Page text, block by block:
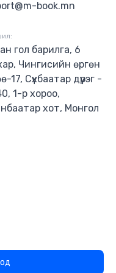
book.mn
гол барилга, 6
Чингисийн өргөн
Сүхбаатар дүүрэг -
1-р хороо,
хот, Монгол